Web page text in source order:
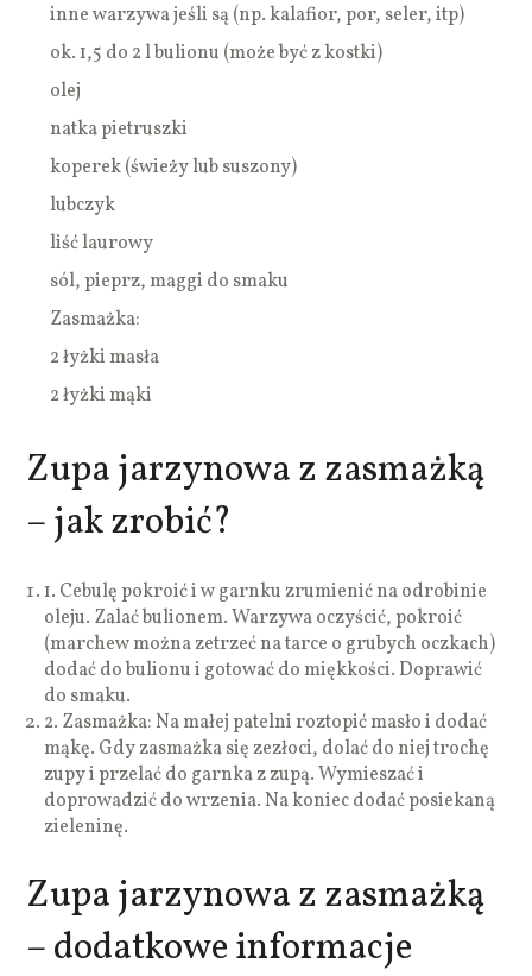
inne warzywa jeśli są (np. kalafior, por, seler, itp)
ok. 1,5 do 2 l bulionu (może być z kostki)
olej
natka pietruszki
koperek (świeży lub suszony)
lubczyk
liść laurowy
sól, pieprz, maggi do smaku
Zasmażka:
2 łyżki masła
2 łyżki mąki
Zupa jarzynowa z zasmażką
– jak zrobić?
1. Cebulę pokroić i w garnku zrumienić na odrobinie
oleju. Zalać bulionem. Warzywa oczyścić, pokroić
(marchew można zetrzeć na tarce o grubych oczkach)
dodać do bulionu i gotować do miękkości. Doprawić
do smaku.
2. Zasmażka: Na małej patelni roztopić masło i dodać
mąkę. Gdy zasmażka się zezłoci, dolać do niej trochę
zupy i przelać do garnka z zupą. Wymieszać i
doprowadzić do wrzenia. Na koniec dodać posiekaną
zieleninę.
Zupa jarzynowa z zasmażką
– dodatkowe informacje